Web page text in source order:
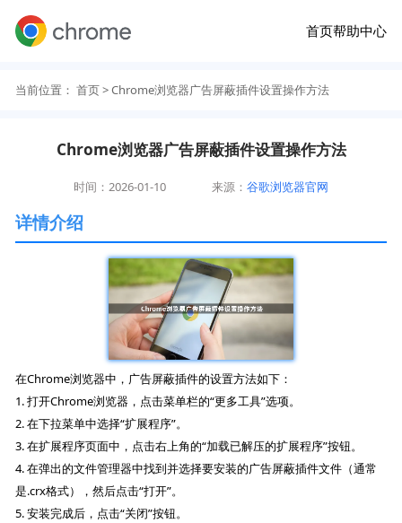
首页帮助中心
当前位置： 首页> Chrome浏览器广告屏蔽插件设置操作方法
Chrome浏览器广告屏蔽插件设置操作方法
时间：2026-01-10 来源：谷歌浏览器官网
详情介绍
在Chrome浏览器中，广告屏蔽插件的设置方法如下：
1. 打开Chrome浏览器，点击菜单栏的“更多工具”选项。
2. 在下拉菜单中选择“扩展程序”。
3. 在扩展程序页面中，点击右上角的“加载已解压的扩展程序”按钮。
4. 在弹出的文件管理器中找到并选择要安装的广告屏蔽插件文件（通常
是.crx格式），然后点击“打开”。
5. 安装完成后，点击“关闭”按钮。